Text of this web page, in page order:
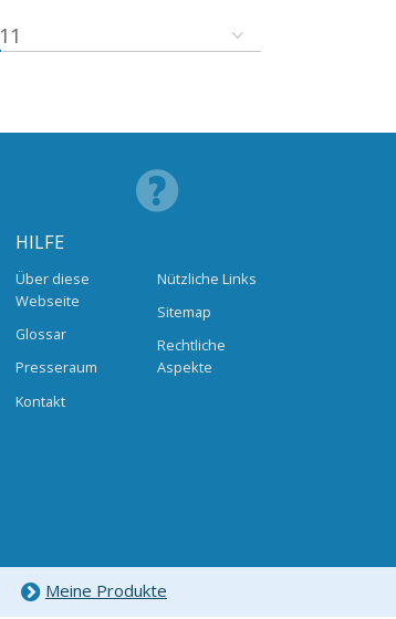
HILFE
Über diese
Webseite
Glossar
Presseraum
Kontakt
Nützliche Links
Sitemap
Rechtliche
Aspekte
Meine Produkte